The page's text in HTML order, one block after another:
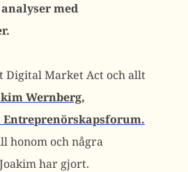
med
Digital Market Act och allt
Wernberg,
honom och några
har gjort.